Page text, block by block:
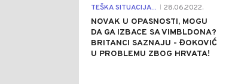
TEŠKA SITUACIJA... 28.06.2022.
NOVAK U OPASNOSTI, MOGU
DA GA IZBACE SA VIMBLDONA?
BRITANCI SAZNAJU - ĐOKOVIĆ
U PROBLEMU ZBOG HRVATA!